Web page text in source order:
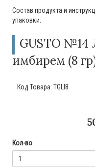
Состав продукта и
упаковки.
GUSTO №14
имбирем (8
Код Товара: TGLI8
Кол-во